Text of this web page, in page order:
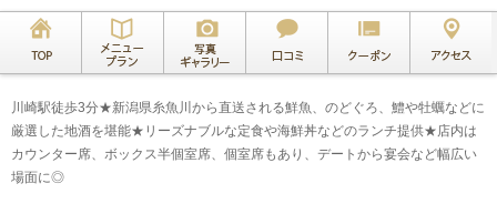
川崎駅徒歩3分★新潟県糸魚川から直送される鮮魚、のどぐろ、鱧や牡蠣などに
厳選した地酒を堪能★リーズナブルな定食や海鮮丼などのランチ提供★店内は
カウンター席、ボックス半個室席、個室席もあり、デートから宴会など幅広い
場面に◎